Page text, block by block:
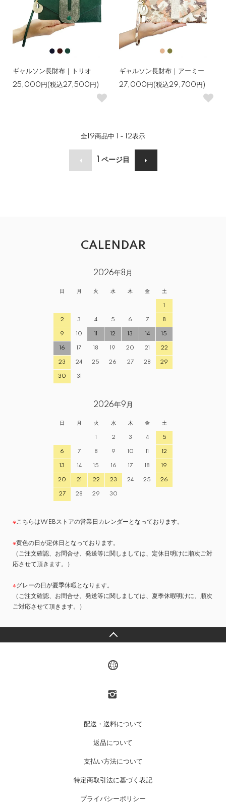
ギャルソン長財布｜トリオ
25,000円(税込27,500円)
ギャルソン長財布｜アーミー
27,000円(税込29,700円)
全 19商品中 1 - 12表示
ページ目
CALENDAR
2026年8月
日 月 火 水 木 金 土
1
2 3 4 5 6 7 8
9 10 11 12 13 14 15
16 17 18 19 20 21 22
23 24 25 26 27 28 29
30 31
2026年9月
日 月 火 水 木 金 土
1 2 3 4 5
6 7 8 9 10 11 12
13 14 15 16 17 18 19
20 21 22 23 24 25 26
27 28 29 30
※こちらはWEBストアの営業日カレンダーとなっております。
※黄色の日が定休日となっております。
（ご注文確認、お問合せ、発送等に関しましては、定休日明けに順次ご対
応させて頂きます。）
※グレーの日が夏季休暇となります。
（ご注文確認、お問合せ、発送等に関しましては、夏季休暇明けに、順次
ご対応させて頂きます。）
配送・送料について
返品について
支払い方法について
特定商取引法に基づく表記
プライバシーポリシー